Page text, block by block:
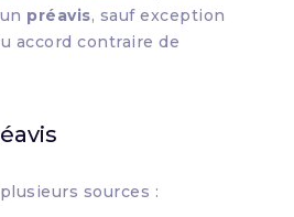
préavis, sauf exception
accord contraire de
sources :